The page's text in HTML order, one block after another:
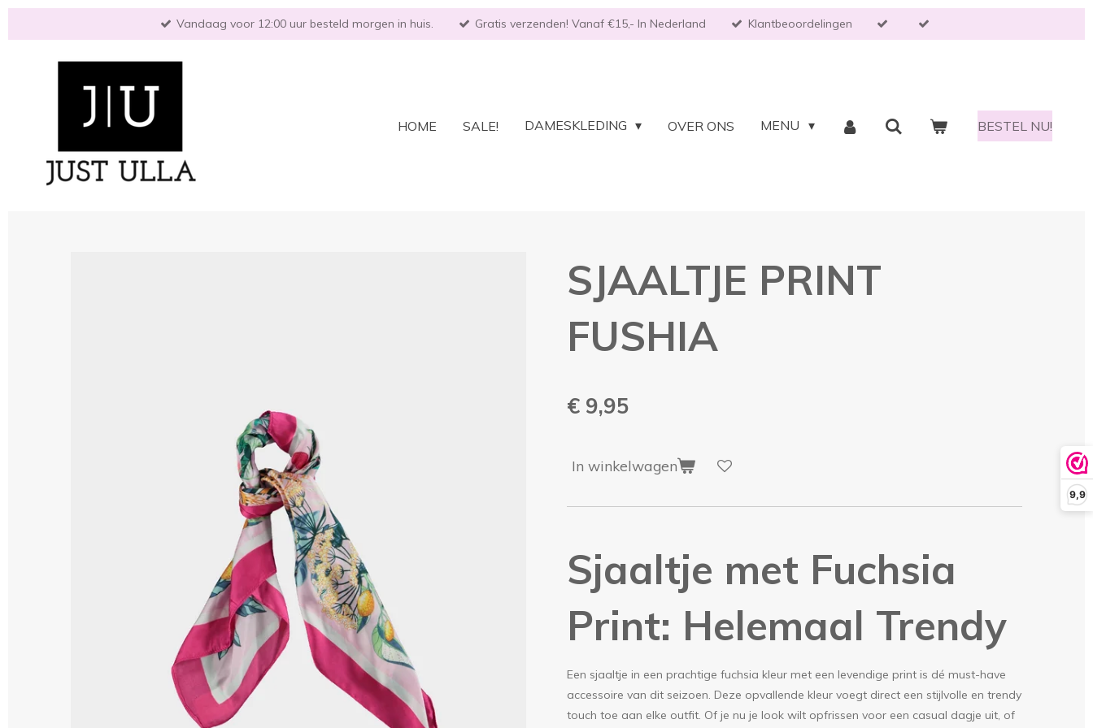
9,9
direct
Vandaag voor 12:00 uur besteld morgen in huis. Gratis verzenden! Vanaf €15,- In Nederland Klantbeoordelingen
HOME SALE! DAMESKLEDING OVER ONS MENU BESTEL NU!
SJAALTJE PRINT
FUSHIA
€ 9,95
In winkelwagen
Sjaaltje met Fuchsia
Print: Helemaal Trendy
Een sjaaltje in een prachtige fuchsia kleur met een levendige print is dé must-have
accessoire van dit seizoen. Deze opvallende kleur voegt direct een stijlvolle en trendy
touch toe aan elke outfit. Of je nu je look wilt opfrissen voor een casual dagje uit, of